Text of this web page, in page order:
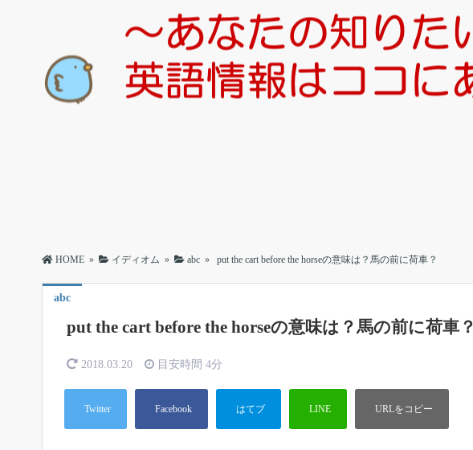
HOME » イディオム » abc » put the cart before the horseの意味は？馬の前に荷車？
abc
put the cart before the horseの意味は？馬の前に荷車？
2018.03.20 目安時間 4分